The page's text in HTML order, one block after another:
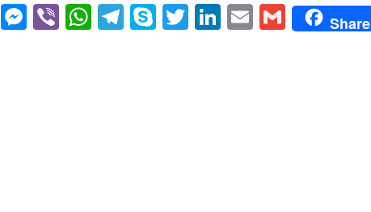
Facebook
Messenger
ViberWhatsApp
Telegram
SkypeTwitter
LinkedIn
EmailGmailShare